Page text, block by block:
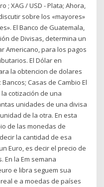
; XAG / USD - Plata; Ahora,
sobre los «mayores»
El Banco de Guatemala,
de Divisas, determina un
Americano, para los pagos
El Dólar en
la obtencion de dolares
Casas de Cambio El
cotización de una
unidades de una divisa
de la otra. En esta
de las monedas de
la cantidad de esa
Euro, es decir el precio de
En la Em semana
e libra seguem sua
e a moedas de países